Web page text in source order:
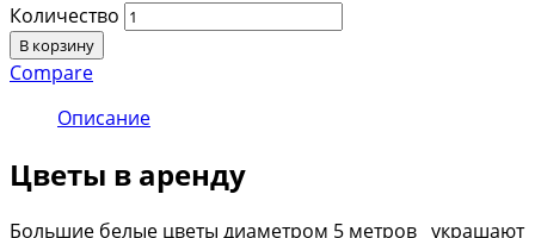
Количество
В корзину
Compare
Описание
Цветы в аренду
Большие белые цветы диаметром 5 метров украшают